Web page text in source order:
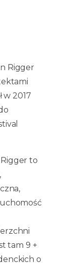
Rigger
w 2017
to
tam 9 +
o